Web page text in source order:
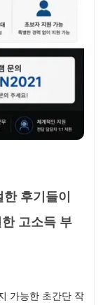
후기들이
고소득 부
가능한 초간단 작